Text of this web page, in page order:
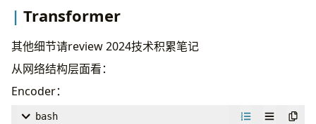
Transformer
其他细节请review 2024技术积累笔记
从网络结构层面看：
Encoder：
bash